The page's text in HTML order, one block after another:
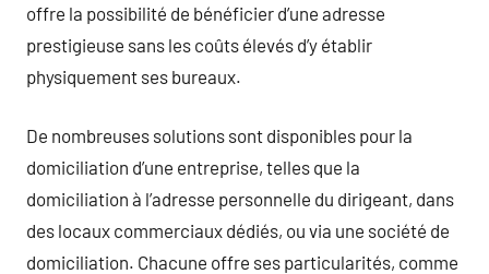
offre la possibilité de bénéficier d’une adresse
prestigieuse sans les coûts élevés d’y établir
physiquement ses bureaux.
De nombreuses solutions sont disponibles pour la
domiciliation d’une entreprise, telles que la
domiciliation à l’adresse personnelle du dirigeant, dans
des locaux commerciaux dédiés, ou via une société de
domiciliation. Chacune offre ses particularités, comme